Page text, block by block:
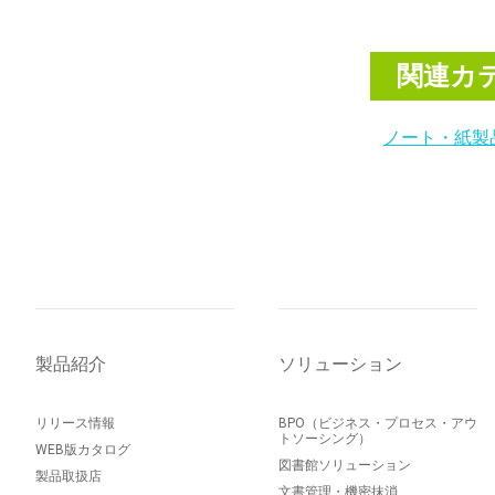
関連カ
ノート・紙製
製品紹介
リリース情報
WEB版カタログ
製品取扱店
ソリューション
BPO（ビジネス・プロセス・アウ
トソーシング）
図書館ソリューション
文書管理・機密抹消